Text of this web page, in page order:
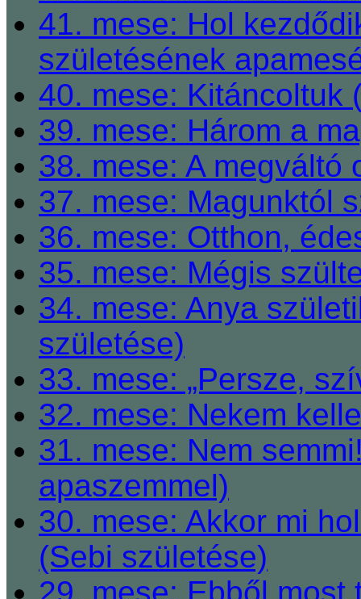
41. mese: Hol
születésének
40. mese: Kitáncoltuk
39. mese: Három a
38. mese: A megváltó
37. mese: Magunktól
36. mese: Otthon,
35. mese: Mégis
34. mese: Anya
születése)
33. mese: „Persze,
32. mese: Nekem
31. mese: Nem
apaszemmel)
30. mese: Akkor mi
(Sebi születése)
29. mese: Ebből